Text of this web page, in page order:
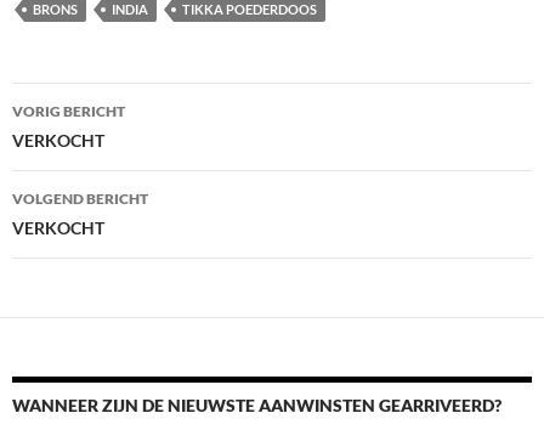
BRONS INDIA TIKKA POEDERDOOS
Berichtnavigatie
VORIG BERICHT
VERKOCHT
VOLGEND BERICHT
VERKOCHT
WANNEER ZIJN DE NIEUWSTE AANWINSTEN GEARRIVEERD?